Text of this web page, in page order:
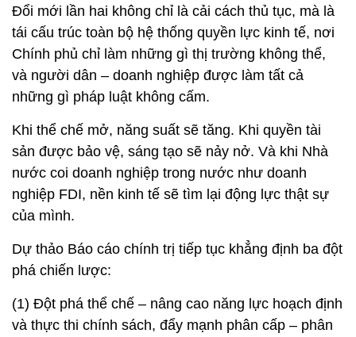
Đổi mới lần hai không chỉ là cải cách thủ tục, mà là
tái cấu trúc toàn bộ hệ thống quyền lực kinh tế, nơi
Chính phủ chỉ làm những gì thị trường không thể,
và người dân – doanh nghiệp được làm tất cả
những gì pháp luật không cấm.
Khi thể chế mở, năng suất sẽ tăng. Khi quyền tài
sản được bảo vệ, sáng tạo sẽ nảy nở. Và khi Nhà
nước coi doanh nghiệp trong nước như doanh
nghiệp FDI, nền kinh tế sẽ tìm lại động lực thật sự
của mình.
Dự thảo Báo cáo chính trị tiếp tục khẳng định ba đột
phá chiến lược:
(1) Đột phá thể chế – nâng cao năng lực hoạch định
và thực thi chính sách, đẩy mạnh phân cấp – phân